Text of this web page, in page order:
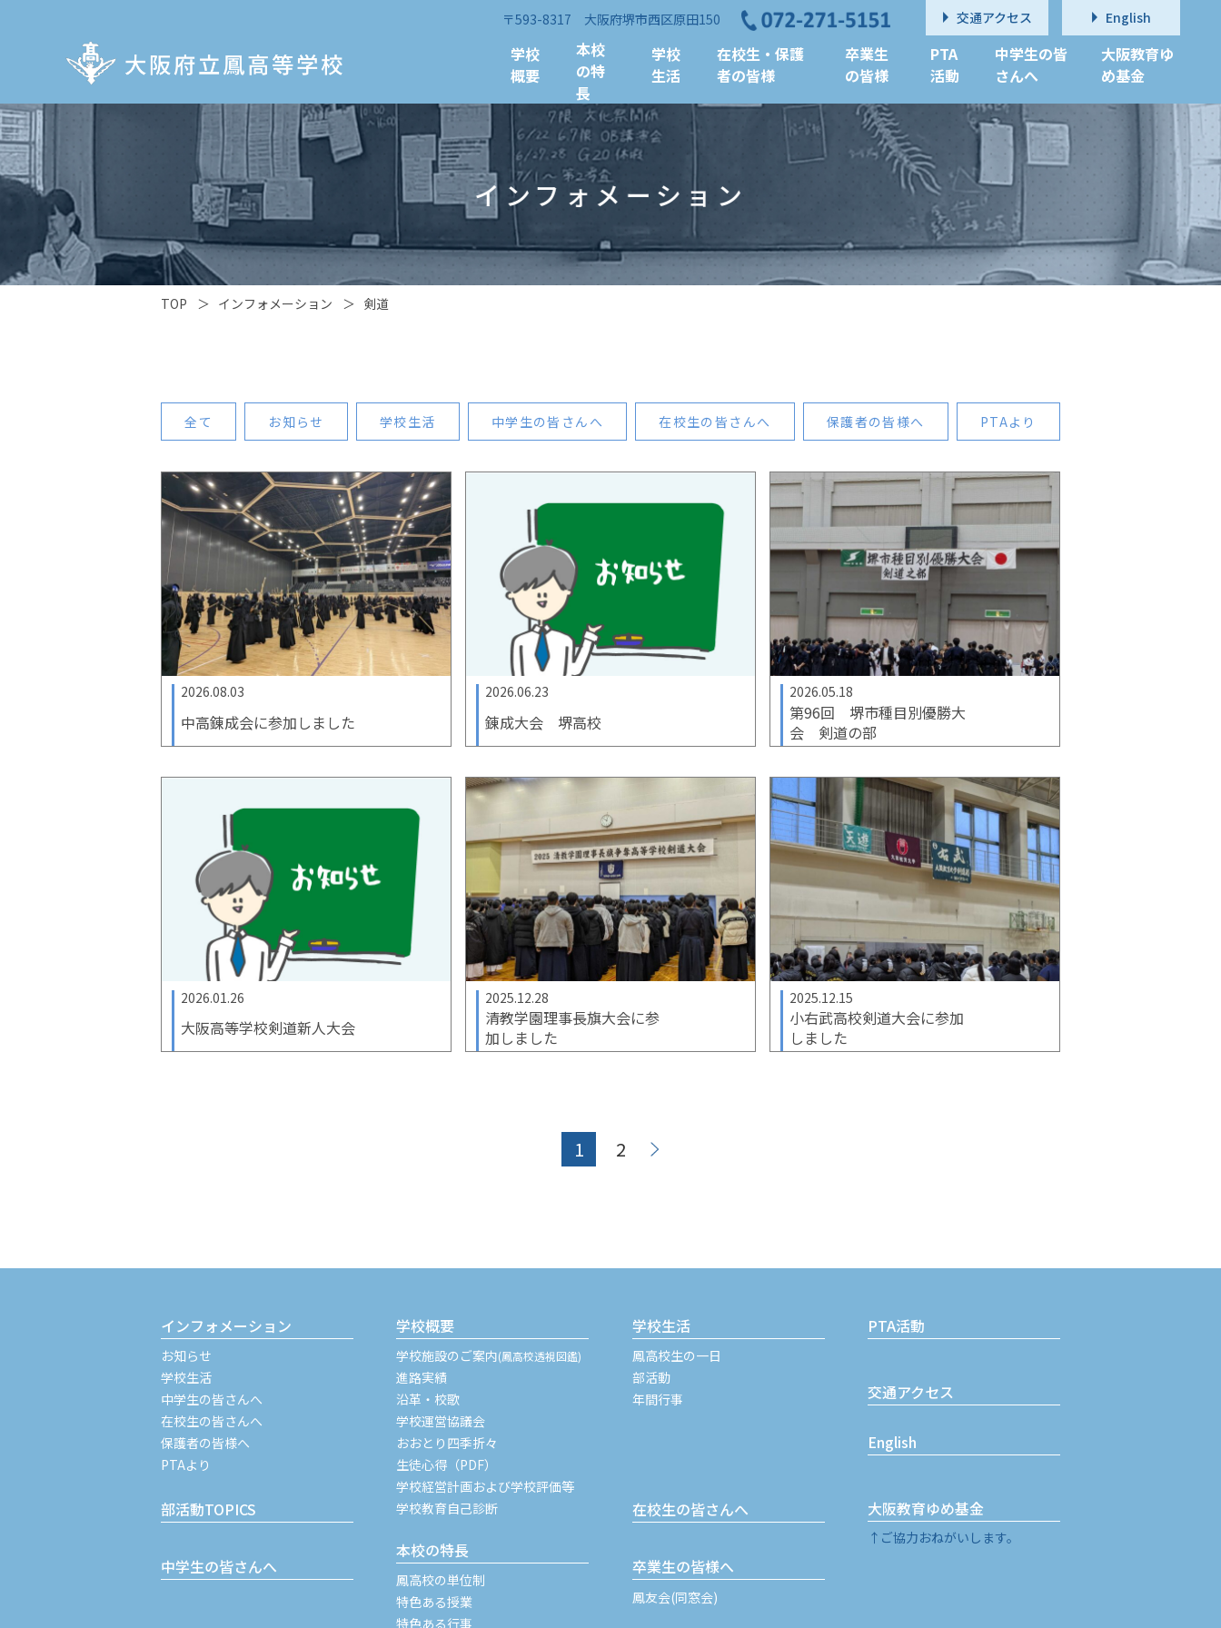
学校
概要
本校
の特
長
学校
生活
在校生・保護
者の皆様
卒業生
の皆様
PTA
活動
中学生の皆
さんへ
大阪教育ゆ
め基金
交通アクセス English
〒593-8317 大阪府堺市西区原田150
インフォメーション
TOP ＞ インフォメーション ＞ 剣道
全て お知らせ 学校生活 中学生の皆さんへ 在校生の皆さんへ 保護者の皆様へ PTAより
2026.08.03
中高錬成会に参加しました
2026.06.23
錬成大会 堺高校
2026.05.18
第96回 堺市種目別優勝大
会 剣道の部
2026.01.26
大阪高等学校剣道新人大会
2025.12.28
清教学園理事長旗大会に参
加しました
2025.12.15
小右武高校剣道大会に参加
しました
1 2
インフォメーション
お知らせ
学校生活
中学生の皆さんへ
在校生の皆さんへ
保護者の皆様へ
PTAより
部活動TOPICS
中学生の皆さんへ
学校概要
学校施設のご案内(鳳高校透視図鑑)
進路実績
沿革・校歌
学校運営協議会
おおとり四季折々
生徒心得（PDF）
学校経営計画および学校評価等
学校教育自己診断
本校の特長
鳳高校の単位制
特色ある授業
特色ある行事
学校生活
鳳高校生の一日
部活動
年間行事
在校生の皆さんへ
卒業生の皆様へ
鳳友会(同窓会)
PTA活動
交通アクセス
English
大阪教育ゆめ基金
↑ご協力おねがいします。